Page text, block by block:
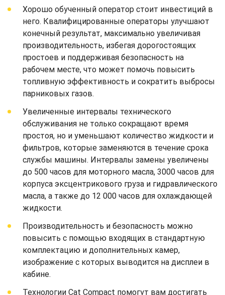
Хорошо обученный оператор стоит инвестиций в
него. Квалифицированные операторы улучшают
конечный результат, максимально увеличивая
производительность, избегая дорогостоящих
простоев и поддерживая безопасность на
рабочем месте, что может помочь повысить
топливную эффективность и сократить выбросы
парниковых газов.
Увеличенные интервалы технического
обслуживания не только сокращают время
простоя, но и уменьшают количество жидкости и
фильтров, которые заменяются в течение срока
службы машины. Интервалы замены увеличены
до 500 часов для моторного масла, 3000 часов для
корпуса эксцентрикового груза и гидравлического
масла, а также до 12 000 часов для охлаждающей
жидкости.
Производительность и безопасность можно
повысить с помощью входящих в стандартную
комплектацию и дополнительных камер,
изображение с которых выводится на дисплеи в
кабине.
Технологии Cat Compact помогут вам достигать